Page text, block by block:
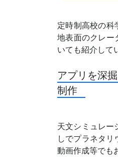
定時制高校の科
地表面のクレー
いても紹介して
アプリを深
制作
天文シミュレー
しでプラネタ
動画作成等でも